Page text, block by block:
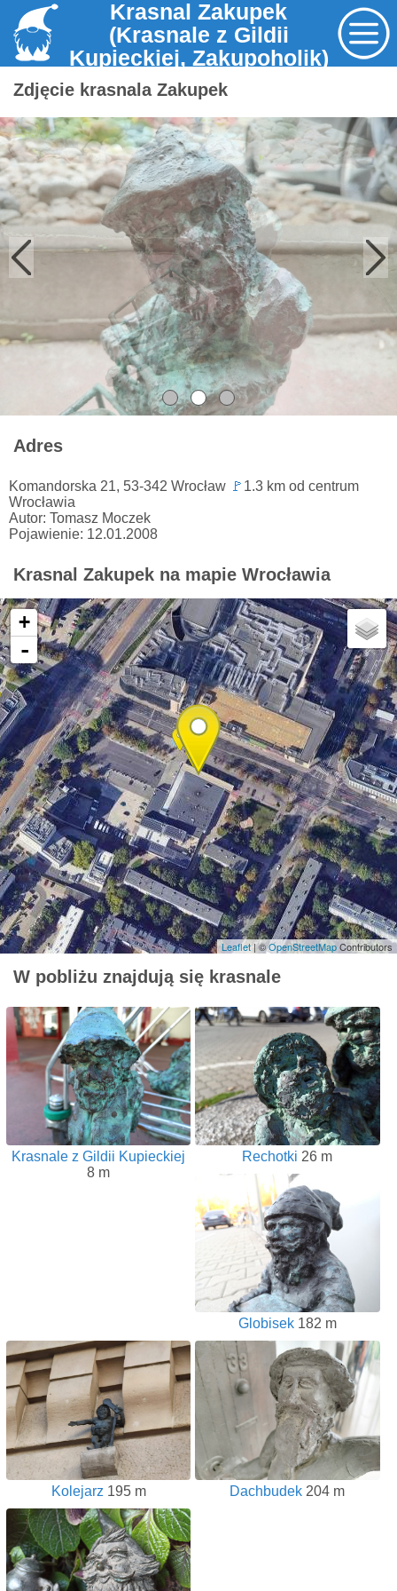
Krasnal Zakupek
(Krasnale z Gildii
Kupieckiej, Zakupoholik)
Zdjęcie krasnala Zakupek
Adres
Komandorska 21, 53-342 Wrocław 🚩 1.3 km od centrum
Wrocławia
Autor: Tomasz Moczek
Pojawienie: 12.01.2008
Krasnal Zakupek na mapie Wrocławia
+
-
Leaflet| ©OpenStreetMapContributors
W pobliżu znajdują się krasnale
Krasnale z Gildii Kupieckiej
8 m
Rechotki 26 m
Globisek182 m
Kolejarz 195 m Dachbudek 204 m